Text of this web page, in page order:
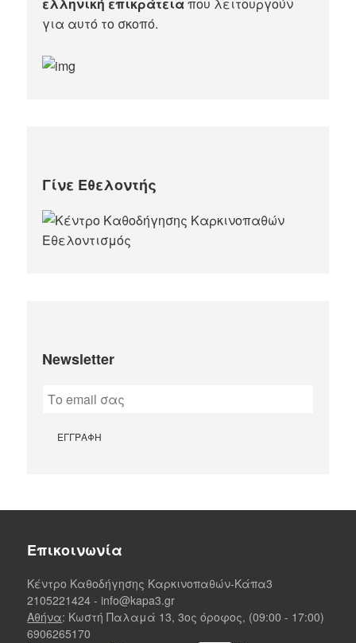
για αυτό το σκοπό.​
Γίνε Εθελοντής
Newsletter
Επικοινωνία
Κέντρο Καθοδήγησης Καρκινοπαθών-Κάπα3
2105221424 - info@kapa3.gr
Αθήνα: Κωστή Παλαμά 13, 3ος όροφος, (09:00 - 17:00)
6906265170